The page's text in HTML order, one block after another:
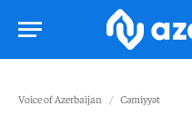
Voice of Azerbaijan / Cəmiyyət